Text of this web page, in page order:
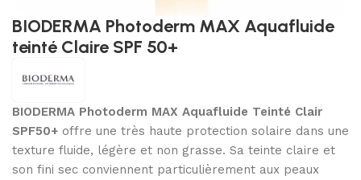
BIODERMA Photoderm MAX Aquafluide
teinté Claire SPF 50+
BIODERMA Photoderm MAX Aquafluide Teinté Clair
SPF50+ offre une très haute protection solaire dans une
texture fluide, légère et non grasse. Sa teinte claire et
son fini sec conviennent particulièrement aux peaux